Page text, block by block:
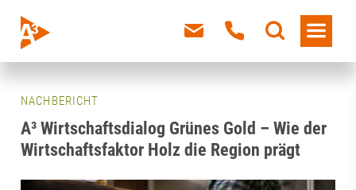
NACHBERICHT
A³ Wirtschaftsdialog Grünes Gold – Wie der
Wirtschaftsfaktor Holz die Region prägt